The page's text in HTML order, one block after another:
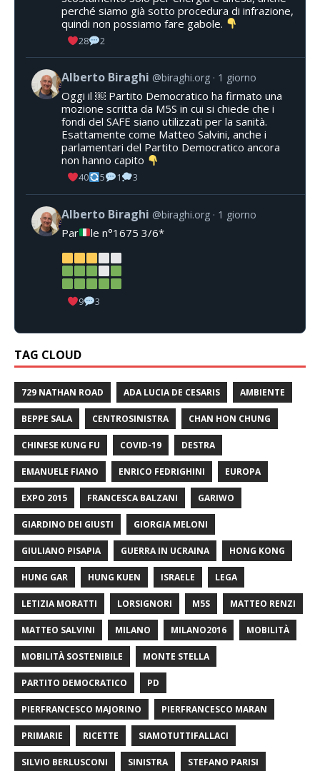
perché siamo già sotto procedura di infrazione,
quindi non possiamo fare gabole.
28 2
Alberto Biraghi @biraghi.org 1 giorno
Oggi il ￼ Partito Democratico ha firmato una
mozione scritta da M5S in cui si chiede che i
fondi del SAFE siano utilizzati per la sanità.
Esattamente come Matteo Salvini, anche i
parlamentari del Partito Democratico ancora
non hanno capito
40 5 1 3
Alberto Biraghi @biraghi.org 1 giorno
Par le n°1675 3/6*
9 3
TAG CLOUD
729 NATHAN ROAD ADA LUCIA DE CESARIS AMBIENTE
BEPPE SALA CENTROSINISTRA CHAN HON CHUNG
CHINESE KUNG FU COVID-19 DESTRA
EMANUELE FIANO ENRICO FEDRIGHINI EUROPA
EXPO 2015 FRANCESCA BALZANI GARIWO
GIARDINO DEI GIUSTI GIORGIA MELONI
GIULIANO PISAPIA GUERRA IN UCRAINA HONG KONG
HUNG GAR HUNG KUEN ISRAELE LEGA
LETIZIA MORATTI LORSIGNORI M5S MATTEO RENZI
MATTEO SALVINI MILANO MILANO2016 MOBILITÀ
MOBILITÀ SOSTENIBILE MONTE STELLA
PARTITO DEMOCRATICO PD
PIERFRANCESCO MAJORINO PIERFRANCESCO MARAN
PRIMARIE RICETTE SIAMOTUTTIFALLACI
SILVIO BERLUSCONI SINISTRA STEFANO PARISI